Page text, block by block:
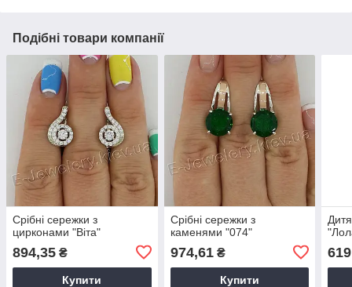
Подібні товари компанії
Срібні сережки з
цирконами "Віта"
894,35 ₴
Купити
Срібні сережки з
каменями "074"
974,61₴
Купити